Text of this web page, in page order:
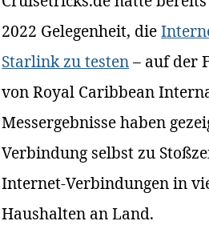
2022 Gelegenheit, die
Starlink zu testen– auf der
von Royal Caribbean
Messergebnisse haben
Verbindung selbst zu
Internet-Verbindungen in
Haushalten an Land.